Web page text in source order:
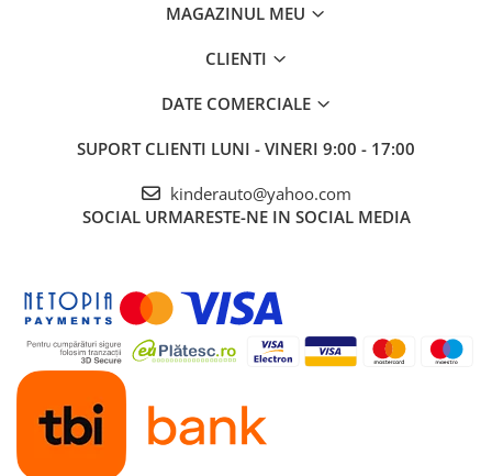
MAGAZINUL MEU
CLIENTI
DATE COMERCIALE
SUPORT CLIENTI LUNI - VINERI 9:00 - 17:00
kinderauto@yahoo.com
SOCIAL URMARESTE-NE IN SOCIAL MEDIA